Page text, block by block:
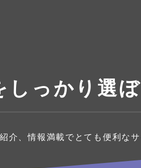
しっかり選
介、情報満載でとても便利な